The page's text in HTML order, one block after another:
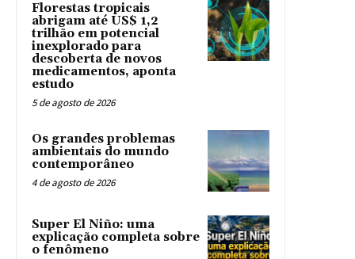
Florestas tropicais
abrigam até US$ 1,2
trilhão em potencial
inexplorado para
descoberta de novos
medicamentos, aponta
estudo
5 de agosto de 2026
Os grandes problemas
ambientais do mundo
contemporâneo
4 de agosto de 2026
Super El Niño: uma
explicação completa sobre
o fenômeno